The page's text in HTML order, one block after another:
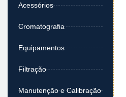
Acessórios
Cromatografia
Equipamentos
Filtração
Manutenção e Calibração